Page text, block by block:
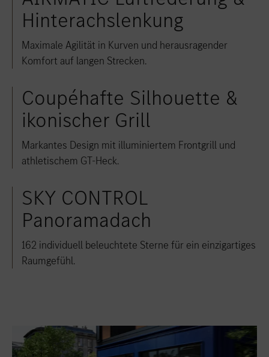
Hinterachslenkung
Maximale Agilität in Kurven und herausragender
Komfort auf langen Strecken.
Coupéhafte Silhouette &
ikonischer Grill
Markantes Design mit illuminiertem Frontgrill und
athletischem GT-Heck.
SKY CONTROL
Panoramadach
162 individuell beleuchtete Sterne für ein einzigartiges
Raumgefühl.